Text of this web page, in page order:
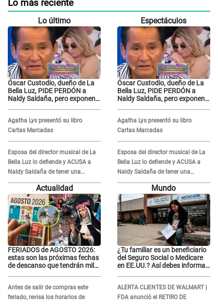
Lo más reciente
Lo último
Óscar Custodio, dueño de La
Bella Luz, PIDE PERDÓN a
Naldy Saldaña, pero exponen
grabar"
Agatha Lys presentó su libro
Cartas Marcadas
Esposa del director musical de La
Bella Luz lo defiende y ACUSA a
Naldy Saldaña de tener una
relación con él y otros integrantes
Espectáculos
Óscar Custodio, dueño de La
Bella Luz, PIDE PERDÓN a
Naldy Saldaña, pero exponen
grabar"
Agatha Lys presentó su libro
Cartas Marcadas
Esposa del director musical de La
Bella Luz lo defiende y ACUSA a
Naldy Saldaña de tener una
relación con él y otros integrantes
Actualidad
FERIADOS de AGOSTO 2026:
estas son las próximas fechas
de descanso que tendrán miles
Antes de salir de compras este
feriado, revisa los horarios de
Mundo
¿Tu familiar es un beneficiario
del Seguro Social o Medicare
en EE.UU.? Así debes informar
ALERTA CLIENTES DE WALMART |
FDA anunció el RETIRO DE